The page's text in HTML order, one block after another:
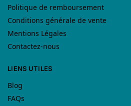
Politique de remboursement
Conditions générale de vente
Mentions Légales
Contactez-nous
LIENS UTILES
Blog
FAQs